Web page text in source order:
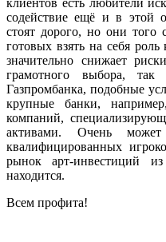
содействие ещё и в этой
стоят дорого, но они того
готовых взять на себя роль
значительно снижает
грамотного выбора,
Газпромбанка, подобные
крупные банки,
компаний,
активами. Очень
квалифицированных
рынок арт-инвестиций
находится.
Всем профита!